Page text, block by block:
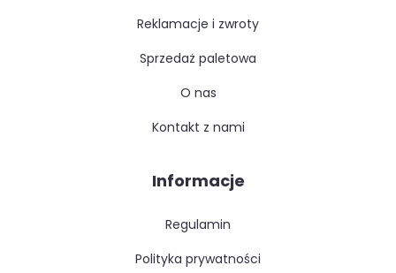
reklamacje i zwroty
sprzedaż paletowa
o nas
kontakt z nami
Informacje
regulamin
polityka prywatności